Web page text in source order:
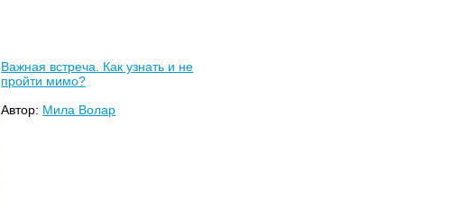
Важная встреча. Как узнать и не
пройти мимо?
Автор: Мила Волар